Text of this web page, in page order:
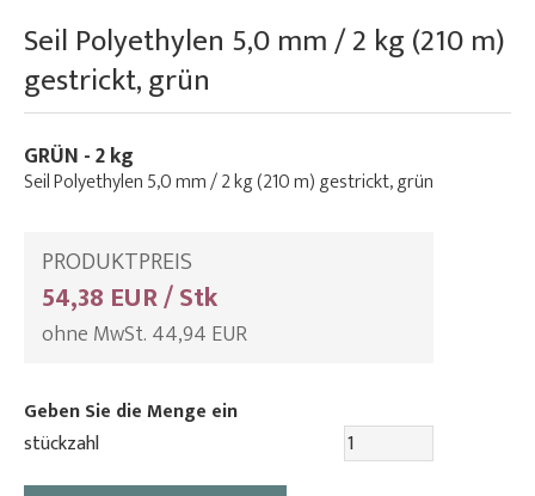
Seil Polyethylen 5,0 mm / 2 kg (210 m)
gestrickt, grün
GRÜN - 2 kg
Seil Polyethylen 5,0 mm / 2 kg (210 m) gestrickt, grün
PRODUKTPREIS
54,38 EUR / Stk
ohne MwSt. 44,94 EUR
Geben Sie die Menge ein
stückzahl